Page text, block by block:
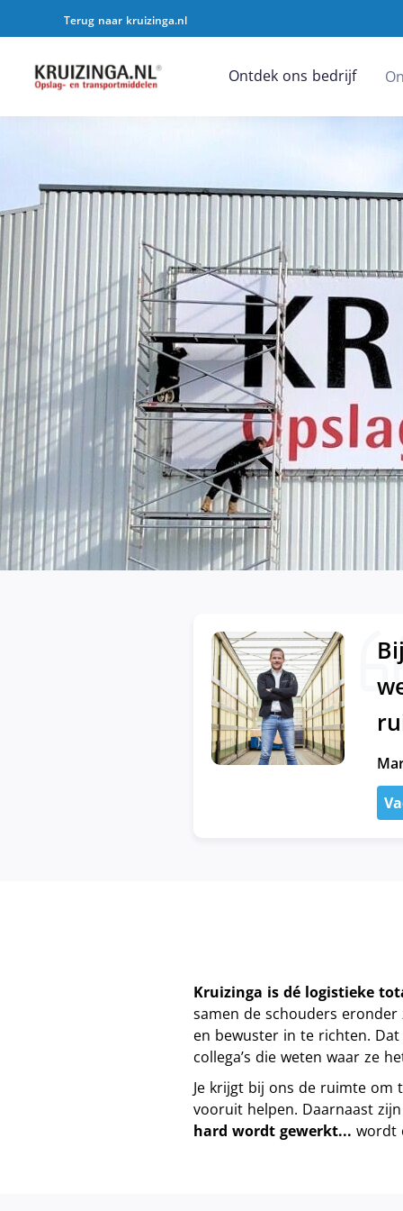
Terug naar kruizinga.nl
Ontdek ons bedrijf
Kruizinga is dé logistieke
samen de schouders
en bewuster in te richten.
collega’s die weten waar ze
Je krijgt bij ons de ruimte om
vooruit helpen. Daarnaast
hard wordt gewerkt... wordt